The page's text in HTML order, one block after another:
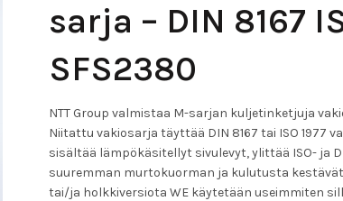
sarja – DIN 8167
SFS2380
NTT Group valmistaa M-sarjan kuljetinketjuja
Niitattu vakiosarja täyttää DIN 8167 tai ISO 1977
sisältää lämpökäsitellyt sivulevyt, ylittää ISO- ja
suuremman murtokuorman ja kulutusta
tai/ja holkkiversiota WE käytetään useimmiten